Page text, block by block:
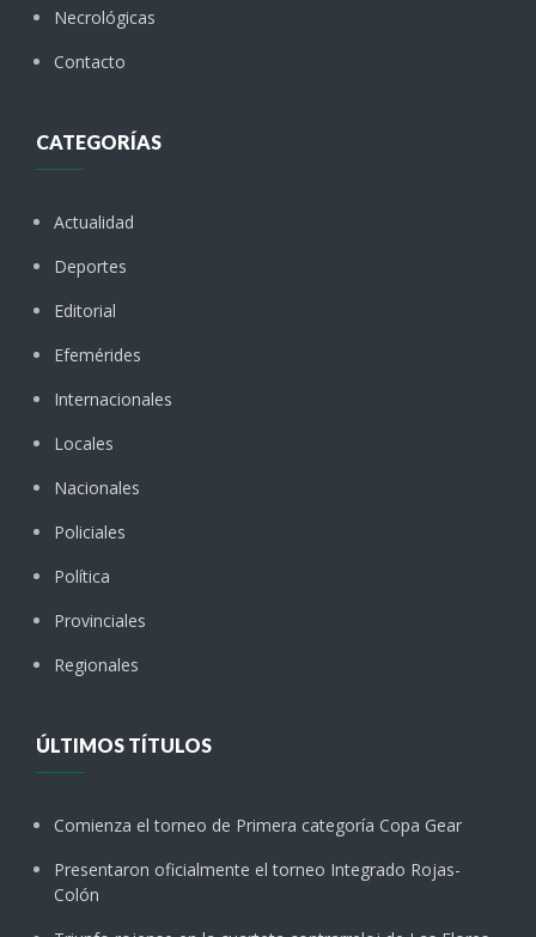
Necrológicas
Contacto
CATEGORÍAS
Actualidad
Deportes
Editorial
Efemérides
Internacionales
Locales
Nacionales
Policiales
Política
Provinciales
Regionales
ÚLTIMOS TÍTULOS
Comienza el torneo de Primera categoría Copa Gear
Presentaron oficialmente el torneo Integrado Rojas-
Colón